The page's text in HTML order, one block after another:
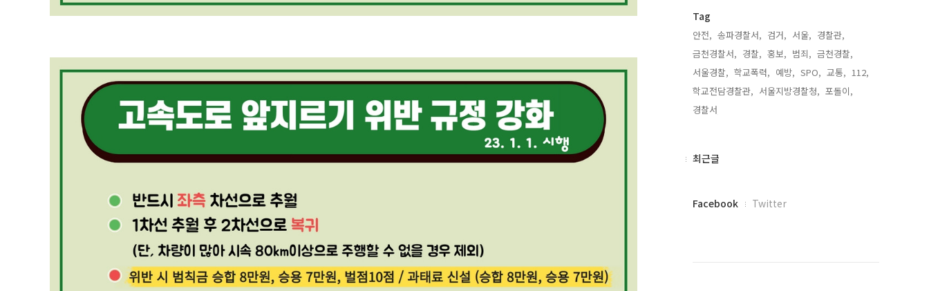
Tag
안전, 송파경찰서, 검거, 서울, 경찰관,
금천경찰서, 경찰, 홍보, 범죄, 금천경찰,
서울경찰, 학교폭력, 예방, SPO, 교통, 112,
학교전담경찰관, 서울지방경찰청, 포돌이,
경찰서,
최
최근글
페
Facebook Twitter